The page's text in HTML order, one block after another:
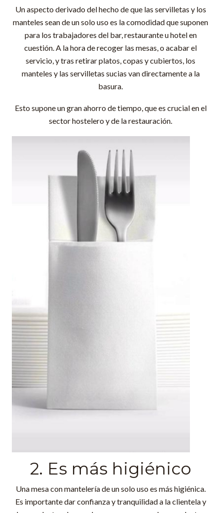
Un aspecto derivado del hecho de que las servilletas y los
manteles sean de un solo uso es la comodidad que suponen
para los trabajadores del bar, restaurante u hotel en
cuestión. A la hora de recoger las mesas, o acabar el
servicio, y tras retirar platos, copas y cubiertos, los
manteles y las servilletas sucias van directamente a la
basura.
Esto supone un gran ahorro de tiempo, que es crucial en el
sector hostelero y de la restauración.
2. Es más higiénico
Una mesa con mantelería de un solo uso es más higiénica.
Es importante dar confianza y tranquilidad a la clientela y